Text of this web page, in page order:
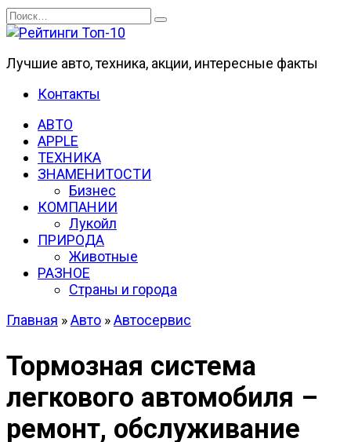
Перейти
к
Search
for:
Лучшие авто, техника, акции, интересные факты
Контакты
АВТО
APPLE
ТЕХНИКА
ЗНАМЕНИТОСТИ
Бизнес
КОМПАНИИ
Лукойл
ПРИРОДА
Животные
РАЗНОЕ
Страны и города
Главная »Авто »Автосервис
Тормозная система
легкового автомобиля –
ремонт, обслуживание